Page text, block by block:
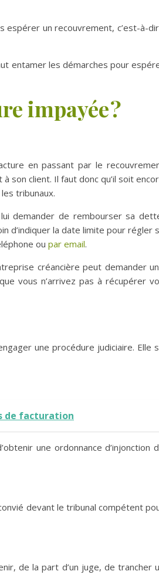
espérer un recouvrement, c’est-à-
entamer les démarches pour
impayée ?
en passant par le
son client. Il faut donc qu’il soit
tribunaux.
demander de rembourser sa
d’indiquer la date limite pour régler
ou par email.
créancière peut demander
vous n’arrivez pas à récupérer
une procédure judiciaire. Elle
de facturation
une ordonnance d’injonction
devant le tribunal compétent
de la part d’un juge, de trancher